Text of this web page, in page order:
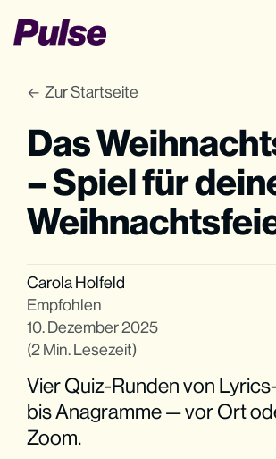
Zur Startseite
Das
– Spiel für
Carola Holfeld
Empfohlen
10. Dezember 2025
(2 Min. Lesezeit)
Vier Quiz-Runden von
bis Anagramme — vor Ort
Zoom.